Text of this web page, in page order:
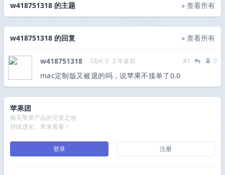
w418751318 的主题 » 查看所有
w418751318 的回复 » 查看所有
w418751318 Gbit: 0 2 年多前 #1 0
mac定制版又被退的吗，说苹果不接单了0.0
苹果团
购买苹果产品的完美之地
持续进化，常来看看！
登录 注册